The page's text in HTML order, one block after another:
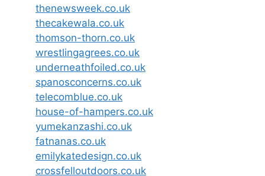
thenewsweek.co.uk
thecakewala.co.uk
thomson-thorn.co.uk
wrestlingagrees.co.uk
underneathfoiled.co.uk
spanosconcerns.co.uk
telecomblue.co.uk
house-of-hampers.co.uk
yumekanzashi.co.uk
fatnanas.co.uk
emilykatedesign.co.uk
crossfelloutdoors.co.uk